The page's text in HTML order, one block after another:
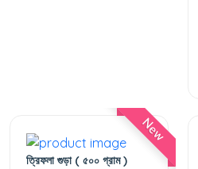
New
ত্রিফলা গুড়া ( ৫০০ গ্রাম )